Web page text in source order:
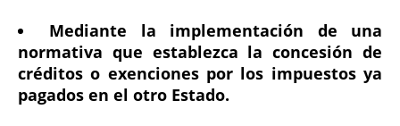
Mediante la implementación de una
normativa que establezca la concesión de
créditos o exenciones por los impuestos ya
pagados en el otro Estado.